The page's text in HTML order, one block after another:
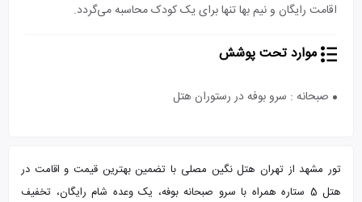
اقامت رایگان و نیم بها تنها برای یک کودک محاسبه می‌گردد.
موارد تحت پوشش
صبحانه : سرو بوفه در رستوران هتل
تور مشهد از تهران هتل نگین مصلی با تضمین بهترین قیمت و اقامت در
هتل 5 ستاره همراه با سرو صبحانه بوفه، یک وعده شام رایگان، تخفیف